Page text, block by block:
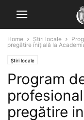
Home Știri locale
pregătire inițială la
Știri locale
Program
pregătire